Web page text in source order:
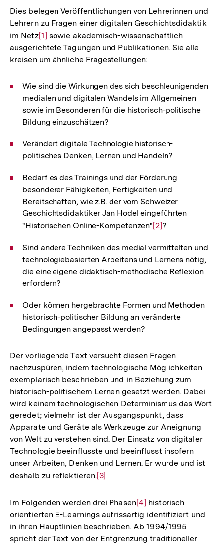
Dies belegen Veröffentlichungen von Lehrerinnen und
Lehrern zu Fragen einer digitalen Geschichtsdidaktik
im NetzZur
Auflösung
der
[1] sowie akademisch-wissenschaftlich
ausgerichtete Tagungen und Publikationen. Sie alle
kreisen um ähnliche Fragestellungen:
Wie sind die Wirkungen des sich beschleunigenden
medialen und digitalen Wandels im Allgemeinen
sowie im Besonderen für die historisch-politische
Bildung einzuschätzen?
Verändert digitale Technologie historisch-
politisches Denken, Lernen und Handeln?
Bedarf es des Trainings und der Förderung
besonderer Fähigkeiten, Fertigkeiten und
Bereitschaften, wie z.B. der vom Schweizer
Geschichtsdidaktiker Jan Hodel eingeführten
"Historischen Online-Kompetenzen"Zur
der
Fußnote
[2]?
Sind andere Techniken des medial vermittelten und
technologiebasierten Arbeitens und Lernens nötig,
die eine eigene didaktisch-methodische Reflexion
erfordern?
Oder können hergebrachte Formen und Methoden
historisch-politischer Bildung an veränderte
Bedingungen angepasst werden?
Der vorliegende Text versucht diesen Fragen
nachzuspüren, indem technologische Möglichkeiten
exemplarisch beschrieben und in Beziehung zum
historisch-politischem Lernen gesetzt werden. Dabei
wird keinem technologischen Determinismus das Wort
geredet; vielmehr ist der Ausgangspunkt, dass
Apparate und Geräte als Werkzeuge zur Aneignung
von Welt zu verstehen sind. Der Einsatz von digitaler
Technologie beeinflusste und beeinflusst insofern
unser Arbeiten, Denken und Lernen. Er wurde und ist
deshalb zu reflektieren.Zur
der
Fußnote
[3]
Im Folgenden werden drei PhasenZur
Auflösung
der
Fußnote
[4] historisch
orientierten E-Learnings aufrissartig identifiziert und
in ihren Hauptlinien beschrieben. Ab 1994/1995
spricht der Text von der Entgrenzung traditioneller